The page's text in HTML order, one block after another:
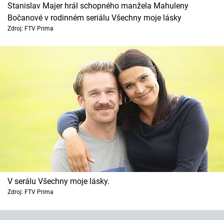
Stanislav Majer hrál schopného manžela Mahuleny
Bočanové v rodinném seriálu Všechny moje lásky
Zdroj: FTV Prima
V serálu Všechny moje lásky.
Zdroj: FTV Prima